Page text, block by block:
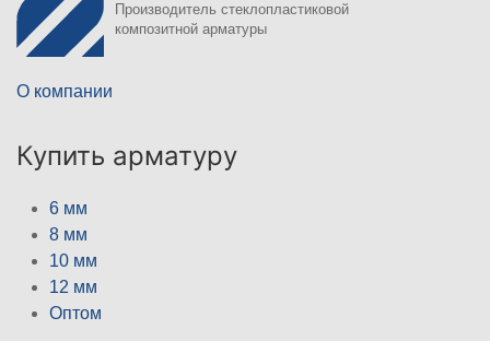
Производитель стеклопластиковой
композитной арматуры
О компании
Купить арматуру
6 мм
8 мм
10 мм
12 мм
Оптом